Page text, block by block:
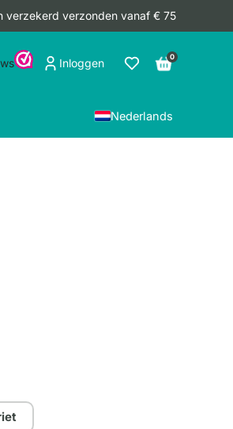
verzekerd verzonden vanaf € 75
Inloggen 0
Nederlands